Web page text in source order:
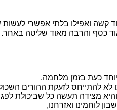
ואפילו בלתי אפשרי לעשות
כסף והרבה מאוד שליטה באחר.
כעת בזמן מלחמה.
לרשות הפלסטינאית, תדאגו למחבלי הנוח'בה, תדאגו לעצור את
מצידה תעשה כל שביכולת
לוחמינו ואזרחנו,